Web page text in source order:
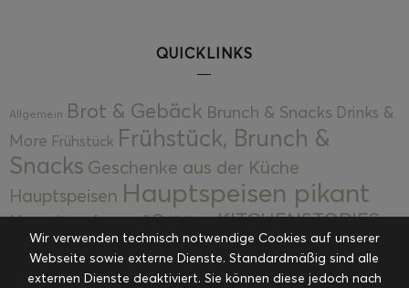
QUICKLINKS
Allgemein Brot & Gebäck Brunch & Snacks Drinks &
More Frühstück Frühstück, Brunch &
Snacks Geschenke aus der Küche
Hauptspeisen Hauptspeisen pikant
Hauptspeisen süßKekseKITCHENSTORIES
Kuchen, Torten & Desserts Kuchen und
Desserts Kulinarik Kulinarische Mitbringsel &
Wir verwenden technisch notwendige Cookies auf unserer
Webseite sowie externe Dienste. Standardmäßig sind alle
externen Dienste deaktiviert. Sie können diese jedoch nach